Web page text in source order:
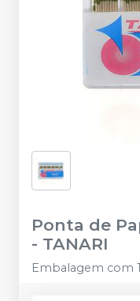
Ponta de
- TANARI
Embalagem com